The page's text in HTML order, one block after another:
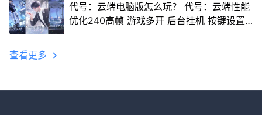
代号：云端电脑版怎么玩？ 代号：云端性能
优化240高帧 游戏多开 后台挂机 按键设置
查看更多